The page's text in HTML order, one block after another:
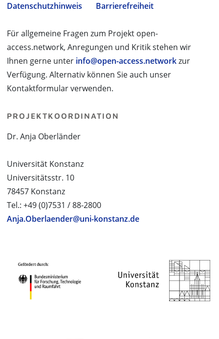
Datenschutzhinweis
Barrierefreiheit
Für allgemeine Fragen zum Projekt open-
access.network, Anregungen und Kritik stehen wir
Ihnen gerne unter info@open-access.networkzur
Verfügung. Alternativ können Sie auch unser
Kontaktformular verwenden.
PROJEKTKOORDINATION
Dr. Anja Oberländer
Universität Konstanz
Universitätsstr. 10
78457 Konstanz
Tel.: +49 (0)7531 / 88-2800
Anja.Oberlaender@uni-konstanz.de